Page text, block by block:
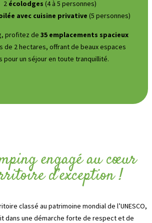
2 écolodges (4 à 5 personnes)
avec cuisine privative (5 personnes)
profitez de 35 emplacements spacieux
de 2 hectares, offrant de beaux espaces
pour un séjour en toute tranquillité.
engagé au cœur
d’exception !
classé au patrimoine mondial de l’UNESCO,
dans une démarche forte de respect et de